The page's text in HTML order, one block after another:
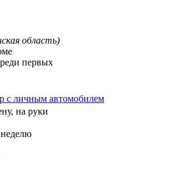
область)
первых
с личным автомобилем
на руки